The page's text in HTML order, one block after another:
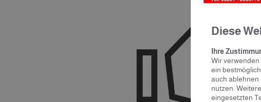
Diese
Ihre
Wir
ein
auch ablehnen
nutzen.
eingesetzten